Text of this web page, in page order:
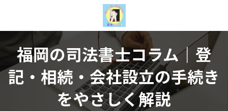
テ
ス
ゲ
ン
福岡の司法書士コラム｜登
記・相続・会社設立の手続き
をやさしく解説